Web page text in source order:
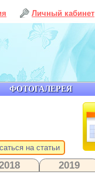
на статьи
2019
ФОТОГАЛЕРЕЯ
Личный кабинет